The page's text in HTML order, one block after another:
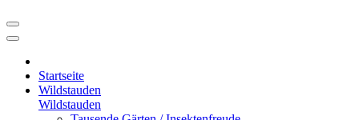
Startseite
Wildstauden
Wildstauden